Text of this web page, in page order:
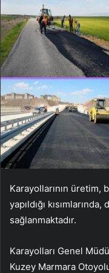
Karayollarının üretim,
yapıldığı
sağlanmaktadır.
Karayolları Genel
Kuzey Marmara